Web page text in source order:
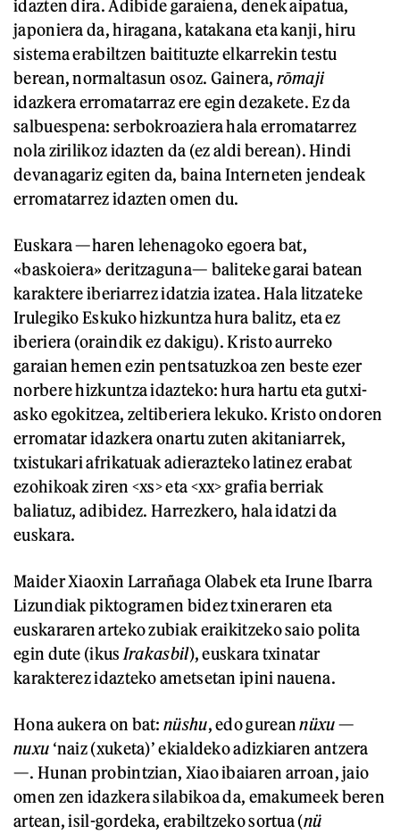
idazten dira. Adibide garaiena, denek aipatua,
japoniera da, hiragana, katakana eta kanji, hiru
sistema erabiltzen baitituzte elkarrekin testu
berean, normaltasun osoz. Gainera, rōmaji
idazkera erromatarraz ere egin dezakete. Ez da
salbuespena: serbokroaziera hala erromatarrez
nola zirilikoz idazten da (ez aldi berean). Hindi
devanagariz egiten da, baina Interneten jendeak
erromatarrez idazten omen du.
Euskara —haren lehenagoko egoera bat,
«baskoiera» deritzaguna— baliteke garai batean
karaktere iberiarrez idatzia izatea. Hala litzateke
Irulegiko Eskuko hizkuntza hura balitz, eta ez
iberiera (oraindik ez dakigu). Kristo aurreko
garaian hemen ezin pentsatuzkoa zen beste ezer
norbere hizkuntza idazteko: hura hartu eta gutxi-
asko egokitzea, zeltiberiera lekuko. Kristo ondoren
erromatar idazkera onartu zuten akitaniarrek,
txistukari afrikatuak adierazteko latinez erabat
ezohikoak ziren <xs> eta <xx> grafia berriak
baliatuz, adibidez. Harrezkero, hala idatzi da
euskara.
Maider Xiaoxin Larrañaga Olabek eta Irune Ibarra
Lizundiak piktogramen bidez txineraren eta
euskararen arteko zubiak eraikitzeko saio polita
egin dute (ikus Irakasbil), euskara txinatar
karakterez idazteko ametsetan ipini nauena.
Hona aukera on bat: nüshu, edo gureannüxu—
nuxu ‘naiz (xuketa)’ ekialdeko adizkiaren antzera
—. Hunan probintzian, Xiao ibaiaren arroan, jaio
omen zen idazkera silabikoa da, emakumeek beren
artean, isil-gordeka, erabiltzeko sortua (nü